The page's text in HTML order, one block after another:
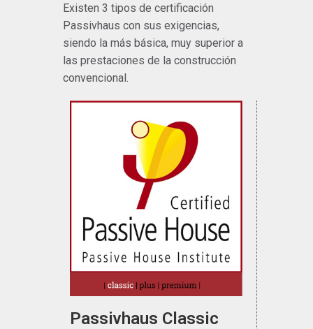
Existen 3 tipos de certificación
Passivhaus con sus exigencias,
siendo la más básica, muy superior a
las prestaciones de la construcción
convencional.
Passivhaus Classic